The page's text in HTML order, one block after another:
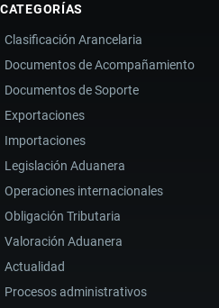
CATEGORÍAS
Clasificación Arancelaria
Documentos de Acompañamiento
Documentos de Soporte
Exportaciones
Importaciones
Legislación Aduanera
Operaciones internacionales
Obligación Tributaria
Valoración Aduanera
Actualidad
Procesos administrativos